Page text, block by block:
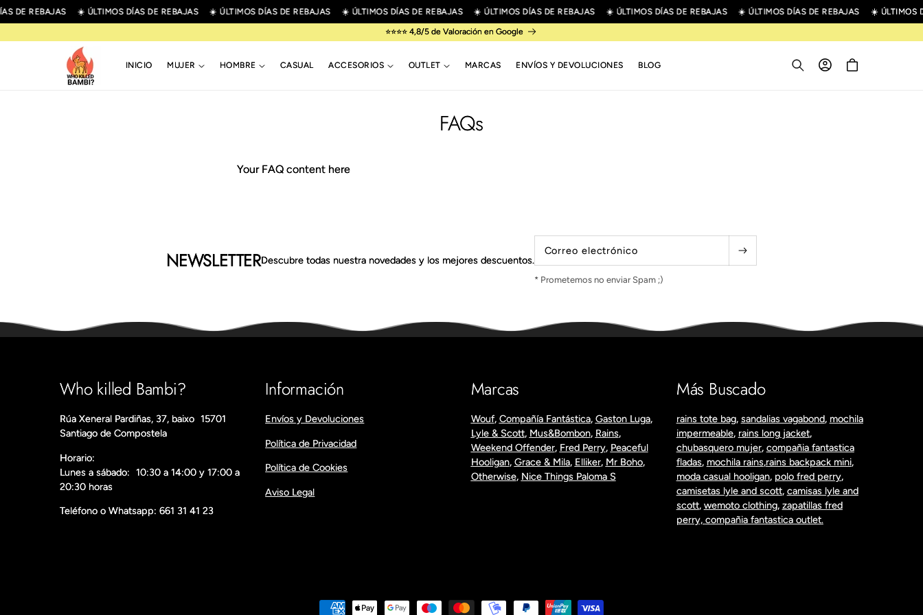
DE REBAJAS ☀️ ÚLTIMOS DÍAS DE REBAJAS ☀️ ÚLTIMOS DÍAS DE REBAJAS ☀️ ÚLTIMOS DÍAS DE REBAJAS ☀️ ÚLTIMOS DÍAS DE REBAJAS ☀️ ÚLTIMOS DÍAS DE REBAJAS ☀️ ÚLTIMOS DÍAS DE REBAJAS ☀️ ÚLTIMOS
⭐⭐⭐⭐ 4,8/5 de Valoración en Google
INICIO MUJER HOMBRE CASUAL ACCESORIOS OUTLET MARCAS ENVÍOS Y DEVOLUCIONES BLOG
Iniciar
sesión
Carrito
FAQs
Your FAQ content here
NEWSLETTERDescubre todas nuestra novedades y los mejores descuentos.
Correo electrónico
* Prometemos no enviar Spam ;)
Who killed Bambi?
Rúa Xeneral Pardiñas, 37, baixo 15701
Santiago de Compostela
Horario:
Lunes a sábado: 10:30 a 14:00 y 17:00 a
20:30 horas
Teléfono o Whatsapp: 661 31 41 23
Información
Envíos y Devoluciones
Política de Privacidad
Política de Cookies
Aviso Legal
Marcas
Wouf, Compañía Fantástica, Gaston Luga,
Lyle & Scott, Mus&Bombon, Rains,
Weekend Offender, Fred Perry, Peaceful
Hooligan, Grace & Mila, Elliker, Mr Boho,
Otherwise, Nice Things Paloma S
Más Buscado
rains tote bag, sandalias vagabond, mochila
impermeable, rains long jacket,
chubasquero mujer, compañia fantastica
fladas, mochila rains,rains backpack mini,
moda casual hooligan, polo fred perry,
camisetas lyle and scott, camisas lyle and
scott, wemoto clothing, zapatillas fred
perry, compañia fantastica outlet.
Formas